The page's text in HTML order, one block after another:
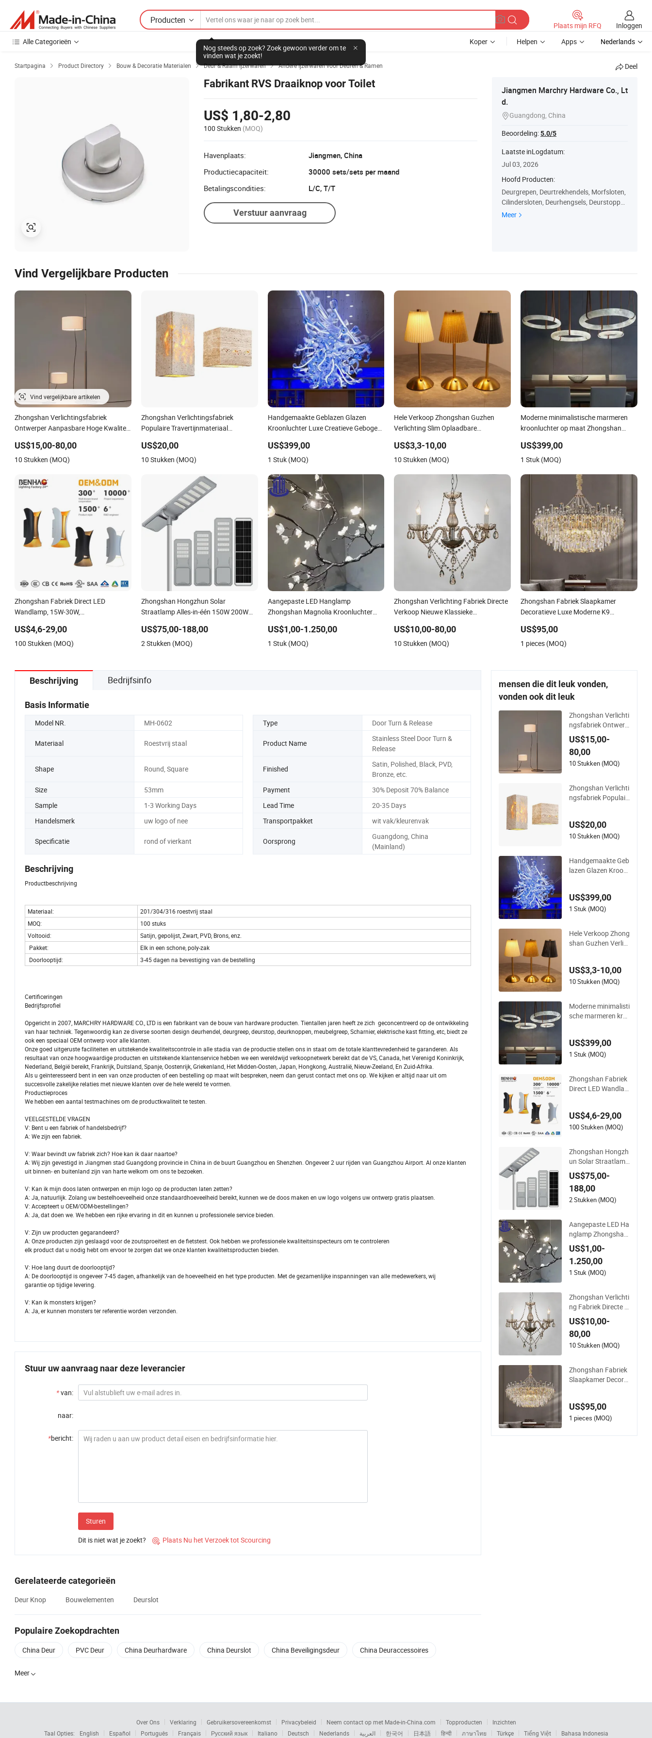
Producten
Nog steeds op zoek? Zoek gewoon verder om te
vinden wat je zoekt!
Plaats mijn RFQ
Inloggen
Alle Categorieën
Koper Helpen Apps Nederlands
Startpagina  Product Directory  Bouw & Decoratie Materialen  Deur & Raam Ijzerwaren  Andere Ijzerwaren voor Deuren & Ramen Deel
Fabrikant RVS Draaiknop voor Toilet
US$ 1,80-2,80
100 Stukken (MOQ)
Havenplaats:
Jiangmen, China
Productiecapaciteit:
30000 sets/sets per maand
Betalingscondities:
L/C, T/T
Verstuur aanvraag
Jiangmen Marchry Hardware Co., Lt
d.
Guangdong, China
Beoordeling:5.0/5
Laatste inLogdatum:
Jul 03, 2026
Hoofd Producten:
Deurgrepen, Deurtrekhendels, Morfsloten,
Cilindersloten, Deurhengsels, Deurstopper
s, Jassenhaken, Meubelgrepen, Deurkijker
Meer
Vind Vergelijkbare Producten
Zhongshan Verlichtingsfabriek
Ontwerper Aanpasbare Hoge Kwaliteit
met Stoffen Kap tegen Fabrieksprijs
US$15,00-80,00
10 Stukken (MOQ)
Zhongshan Verlichtingsfabriek
Populaire Travertijnmateriaal
Wandlampen voor Huishoudelijke
Decoratie
US$20,00
10 Stukken (MOQ)
Handgemaakte Geblazen Glazen
Kroonluchter Luxe Creatieve Gebogen
voor Hotel Restaurant Winkelcentrum
US$399,00
1 Stuk (MOQ)
Hele Verkoop Zhongshan Guzhen
Verlichting Slim Oplaadbare
voor Koffiehuis
US$3,3-10,00
10 Stukken (MOQ)
Moderne minimalistische marmeren
kroonluchter op maat Zhongshan
natuurlijke marmeren hanglamp
US$399,00
1 Stuk (MOQ)
Zhongshan Fabriek Direct LED
Wandlamp, 15W-30W,
US$4,6-29,00
100 Stukken (MOQ)
Zhongshan Hongzhun Solar
Straatlamp Alles-in-één 150W 200W
Snelweg
US$75,00-188,00
2 Stukken (MOQ)
Aangepaste LED Hanglamp
Zhongshan Magnolia Kroonluchter
Engineering Verlichtingsprojecten
US$1,00-1.250,00
1 Stuk (MOQ)
Zhongshan Verlichting Fabriek Directe
Verkoop Nieuwe Klassieke
Kroonluchters Hanglampen voor
Bruiloften tegen Lage Prijs
US$10,00-80,00
10 Stukken (MOQ)
Zhongshan Fabriek Slaapkamer
Decoratieve Luxe Moderne K9
US$95,00
1 pieces (MOQ)
Beschrijving Bedrijfsinfo
Basis Informatie
Model NR. MH-0602 Type Door Turn & Release
Materiaal Roestvrij staal Product Name
Stainless Steel Door Turn &
Release
Shape Round, Square Finished
Satin, Polished, Black, PVD,
Bronze, etc.
Size
53mm Payment
30% Deposit 70% Balance
Sample
1-3 Working Days Lead Time
20-35 Days
Handelsmerk
uw logo of nee Transportpakket wit vak/kleurenvak
Specificatie rond of vierkant Oorsprong
Guangdong, China
(Mainland)
Beschrijving
Productbeschrijving
Materiaal:
201/304/316 roestvrij staal
MOQ:
100 stuks
Voltooid:
Satijn, gepolijst, Zwart, PVD, Brons, enz.
Pakket:
Elk in een schone, poly-zak
Doorlooptijd:
3-45 dagen na bevestiging van de bestelling
Certificeringen
Bedrijfsprofiel
Opgericht in 2007, MARCHRY HARDWARE CO., LTD is een fabrikant van de bouw van hardware producten. Tientallen jaren heeft ze zich geconcentreerd op de ontwikkeling
van haar techniek. Tegenwoordig kan ze diverse soorten design deurhendel, deurgreep, deurstop, deurknoppen, meubelgreep, Scharnier, elektrische kast fitting, etc, biedt ze
ook een speciaal OEM ontwerp voor alle klanten.
Onze goed uitgeruste faciliteiten en uitstekende kwaliteitscontrole in alle stadia van de productie stellen ons in staat om de totale klanttevredenheid te garanderen. Als
resultaat van onze hoogwaardige producten en uitstekende klantenservice hebben we een wereldwijd verkoopnetwerk bereikt dat de VS, Canada, het Verenigd Koninkrijk,
Nederland, België bereikt, Frankrijk, Duitsland, Spanje, Oostenrijk, Griekenland, Het Midden-Oosten, Japan, Hongkong, Australië, Nieuw-Zeeland, En Zuid-Afrika.
Als u geïnteresseerd bent in een van onze producten of een bestelling op maat wilt bespreken, neem dan gerust contact met ons op. We kijken er altijd naar uit om
succesvolle zakelijke relaties met nieuwe klanten over de hele wereld te vormen.
Productieproces
We hebben een aantal testmachines om de productkwaliteit te testen.
VEELGESTELDE VRAGEN
V: Bent u een fabriek of handelsbedrijf?
A: We zijn een fabriek.
V: Waar bevindt uw fabriek zich? Hoe kan ik daar naartoe?
A: Wij zijn gevestigd in Jiangmen stad Guangdong provincie in China in de buurt Guangzhou en Shenzhen. Ongeveer 2 uur rijden van Guangzhou Airport. Al onze klanten
uit binnen- en buitenland zijn van harte welkom om ons te bezoeken.
V: Kan ik mijn doos laten ontwerpen en mijn logo op de producten laten zetten?
A: Ja, natuurlijk. Zolang uw bestelhoeveelheid onze standaardhoeveelheid bereikt, kunnen we de doos maken en uw logo volgens uw ontwerp gratis plaatsen.
V: Accepteert u OEM/ODM-bestellingen?
A: Ja, dat doen we. We hebben een rijke ervaring in dit en kunnen u professionele service bieden.
V: Zijn uw producten gegarandeerd?
A: Onze producten zijn geslaagd voor de zoutsproeitest en de fietstest. Ook hebben we professionele kwaliteitsinspecteurs om te controleren
elk product dat u nodig hebt om ervoor te zorgen dat we onze klanten kwaliteitsproducten bieden.
V: Hoe lang duurt de doorlooptijd?
A: De doorlooptijd is ongeveer 7-45 dagen, afhankelijk van de hoeveelheid en het type producten. Met de gezamenlijke inspanningen van alle medewerkers, wij
garantie op tijdige levering.
V: Kan ik monsters krijgen?
A: Ja, er kunnen monsters ter referentie worden verzonden.
Stuur uw aanvraag naar deze leverancier
*van:
naar:
*bericht:
Sturen
Dit is niet wat je zoekt?  Plaats Nu het Verzoek tot Scourcing
Gerelateerde categorieën
Deur Knop Bouwelementen Deurslot
Populaire Zoekopdrachten
China Deur PVC Deur China Deurhardware China Deurslot China Beveiligingsdeur China Deuraccessoires
Meer
mensen die dit leuk vonden,
vonden ook dit leuk
Zhongshan Verlichti
ngsfabriek Ontwerp
er Aanpasbare Hog
e Kwaliteit Hotel Taf
ellamp en Stijlvolle V
loerlamp met Stoffe
US$15,00-
80,00
10 Stukken (MOQ)
Zhongshan Verlichti
ngsfabriek Populair
erper LED Wandlam
pen voor Huishoude
US$20,00
10 Stukken (MOQ)
Handgemaakte Geb
lazen Glazen Kroonl
ongshan Guzhen Ve
rlichting voor Hotel
US$399,00
1 Stuk (MOQ)
Hele Verkoop Zhong
shan Guzhen Verlic
llampen met USB vo
or Koffiehuis
US$3,3-10,00
10 Stukken (MOQ)
Moderne minimalisti
sche marmeren kro
del hotel slaapkame
r luxe natuurlijke ma
US$399,00
1 Stuk (MOQ)
Zhongshan Fabriek
Direct LED Wandla
arage Pad
US$4,6-29,00
100 Stukken (MOQ)
Zhongshan Hongzh
un Solar Straatlamp
Alles-in-één 150W 2
00W 300W met Gar
antie 3 Jaar voor Sn
elweg
US$75,00-
188,00
2 Stukken (MOQ)
Aangepaste LED Ha
nglamp Zhongshan
Magnolia Kroonluch
ter voor Hotel en Re
staurant Interieur E
ngineering Verlichti
US$1,00-
1.250,00
1 Stuk (MOQ)
Zhongshan Verlichti
ng Fabriek Directe V
erkoop Nieuwe Klas
sieke Aanpasbare D
ecoratieve Kristallen
Kroonluchters Hang
US$10,00-
80,00
10 Stukken (MOQ)
Zhongshan Fabriek
Slaapkamer Decora
uchters Hanglampe
n
US$95,00
1 pieces (MOQ)
Over Ons Verklaring Gebruikersovereenkomst Privacybeleid Neem contact op met Made-in-China.com Topproducten
Inzichten
Taal Opties:
English Español Português Français Русский язык Italiano Deutsch Nederlands العربية 한국어 日本語 हिन्दी ภาษาไทย Türkçe Tiếng Việt Bahasa Indonesia